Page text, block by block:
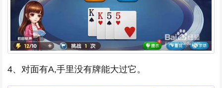
4、对面有A,手里没有牌能大过它。